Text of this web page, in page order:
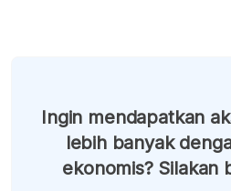
Ingin mendapatkan
lebih banyak
ekonomis? Silakan